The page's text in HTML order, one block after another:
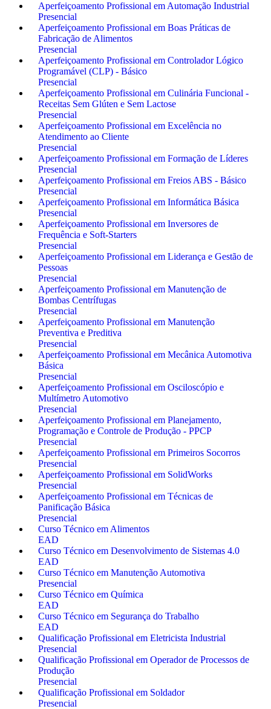
Aperfeiçoamento Profissional em Automação Industrial
Presencial
Aperfeiçoamento Profissional em Boas Práticas de
Fabricação de Alimentos
Presencial
Aperfeiçoamento Profissional em Controlador Lógico
Programável (CLP) - Básico
Presencial
Aperfeiçoamento Profissional em Culinária Funcional -
Receitas Sem Glúten e Sem Lactose
Presencial
Aperfeiçoamento Profissional em Excelência no
Atendimento ao Cliente
Presencial
Aperfeiçoamento Profissional em Formação de Líderes
Presencial
Aperfeiçoamento Profissional em Freios ABS - Básico
Presencial
Aperfeiçoamento Profissional em Informática Básica
Presencial
Aperfeiçoamento Profissional em Inversores de
Frequência e Soft-Starters
Presencial
Aperfeiçoamento Profissional em Liderança e Gestão de
Pessoas
Presencial
Aperfeiçoamento Profissional em Manutenção de
Bombas Centrífugas
Presencial
Aperfeiçoamento Profissional em Manutenção
Preventiva e Preditiva
Presencial
Aperfeiçoamento Profissional em Mecânica Automotiva
Básica
Presencial
Aperfeiçoamento Profissional em Osciloscópio e
Multímetro Automotivo
Presencial
Aperfeiçoamento Profissional em Planejamento,
Programação e Controle de Produção - PPCP
Presencial
Aperfeiçoamento Profissional em Primeiros Socorros
Presencial
Aperfeiçoamento Profissional em SolidWorks
Presencial
Aperfeiçoamento Profissional em Técnicas de
Panificação Básica
Presencial
Curso Técnico em Alimentos
EAD
Curso Técnico em Desenvolvimento de Sistemas 4.0
EAD
Curso Técnico em Manutenção Automotiva
Presencial
Curso Técnico em Química
EAD
Curso Técnico em Segurança do Trabalho
EAD
Qualificação Profissional em Eletricista Industrial
Presencial
Qualificação Profissional em Operador de Processos de
Produção
Presencial
Qualificação Profissional em Soldador
Presencial